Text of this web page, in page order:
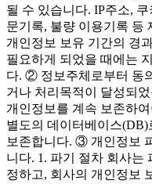
될 수 있습니다. IP주소,
문기록, 불량 이용기록 등
개인정보 보유 기간의 경
필요하게 되었을 때에는
다. ② 정보주체로부터 동
거나 처리목적이 달성되
개인정보를 계속 보존하
별도의 데이터베이스
보존합니다. ③ 개인정보
니다. 1. 파기 절차 회사는
정하고, 회사의 개인정보